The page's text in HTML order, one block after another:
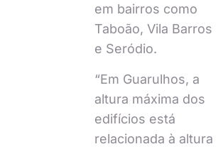
em bairros como
Taboão, Vila Barros
e Seródio.
“Em Guarulhos, a
altura máxima dos
edifícios está
relacionada à altura